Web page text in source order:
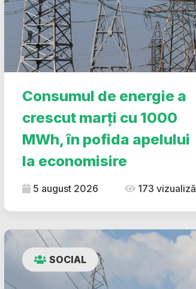
Consumul de energie a
crescut marți cu 1000
MWh, în pofida apelului
la economisire
5 august 2026 173
SOCIAL